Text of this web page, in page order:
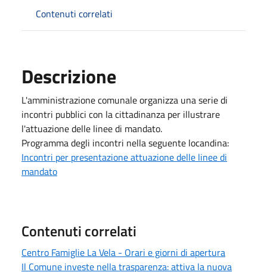
Contenuti correlati
Descrizione
L'amministrazione comunale organizza una serie di
incontri pubblici con la cittadinanza per illustrare
l'attuazione delle linee di mandato.
Programma degli incontri nella seguente locandina:
Incontri per presentazione attuazione delle linee di
mandato
Contenuti correlati
Centro Famiglie La Vela - Orari e giorni di apertura
Il Comune investe nella trasparenza: attiva la nuova